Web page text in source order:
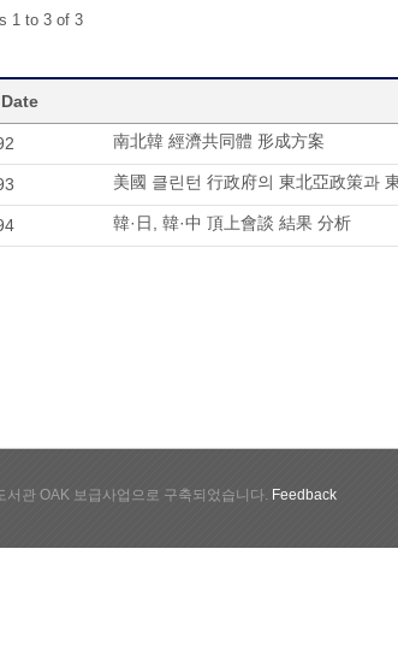
1 to 3 of 3
南北韓 經濟共同體 形成方案
美國 클린턴 行政府의 東北亞政策과
韓·日, 韓·中 頂上會談 結果 分析
관 OAK 보급사업으로 구축되었습니다. Feedback